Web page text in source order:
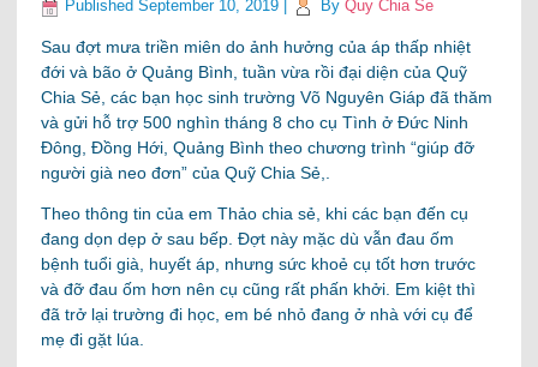
Published September 10, 2019 By Quy Chia Se
Sau đợt mưa triền miên do ảnh hưởng của áp thấp nhiệt
đới và bão ở Quảng Bình, tuần vừa rồi đại diện của Quỹ
Chia Sẻ, các bạn học sinh trường Võ Nguyên Giáp đã thăm
và gửi hỗ trợ 500 nghìn tháng 8 cho cụ Tình ở Đức Ninh
Đông, Đồng Hới, Quảng Bình theo chương trình “giúp đỡ
người già neo đơn” của Quỹ Chia Sẻ,.
Theo thông tin của em Thảo chia sẻ, khi các bạn đến cụ
đang dọn dẹp ở sau bếp. Đợt này mặc dù vẫn đau ốm
bệnh tuổi già, huyết áp, nhưng sức khoẻ cụ tốt hơn trước
và đỡ đau ốm hơn nên cụ cũng rất phấn khởi. Em kiệt thì
đã trở lại trường đi học, em bé nhỏ đang ở nhà với cụ để
mẹ đi gặt lúa.